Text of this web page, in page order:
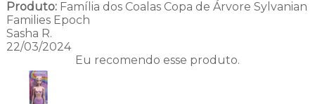
Produto:Família dos Coalas Copa de Árvore Sylvanian
Families Epoch
Sasha R.
22/03/2024
Eu recomendo esse produto.